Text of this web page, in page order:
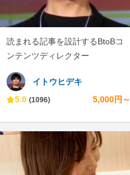
読まれる記事を設計するBtoBコ
ンテンツディレクター
イトウヒデキ
5.0 (1096) 5,000円～